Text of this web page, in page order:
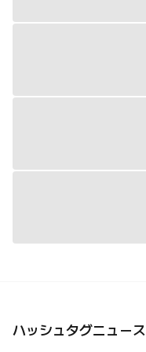
ハッシュタグニュース